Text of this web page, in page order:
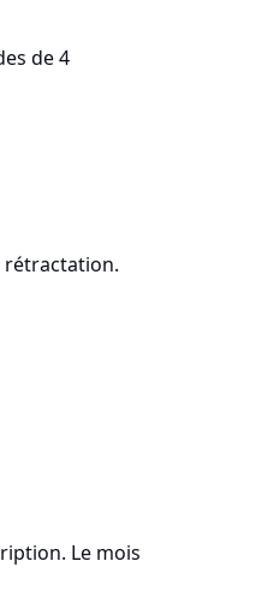
de 4
rétractation.
Le mois